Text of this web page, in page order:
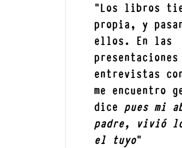
"Los libros
propia, y
ellos. En las
entrevistas
me encuentro
dice pues mi
padre, vivió lo
el tuyo"